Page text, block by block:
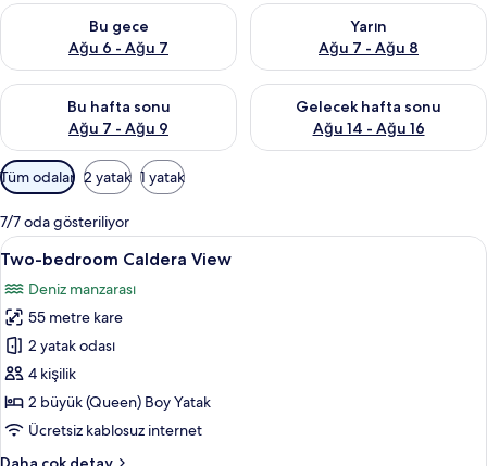
Bu gece
Ağu 6 - Ağu 7
Bu gece için müsaitliği kontrol et Ağu 6 - Ağu 7
Yarın
Ağu 7 - Ağu 8
Yarın için müsaitliği kontrol
Bu hafta sonu
Ağu 7 - Ağu 9
Bu hafta sonu için müsaitliği kontrol et Ağu 7 - Ağu 9
Gelecek hafta sonu
Ağu 14 - Ağu 16
Önümüzdeki hafta sonu için
Odalar
için
mevcut
filtreler
Tüm odalar 2 yatak 1 yatak
7/7 oda gösteriliyor
Two-
bedroom
Caldera
View
için
tüm
fotoğrafları
görün
Two-bedroom Caldera View | Oturma
27
Two-bedroom Caldera View
Deniz manzarası
55 metre kare
2 yatak odası
4 kişilik
2 büyük (Queen) Boy Yatak
Ücretsiz kablosuz internet
Two-